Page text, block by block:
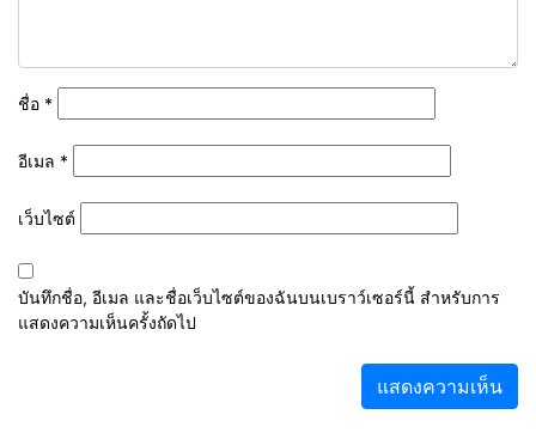
ชื่อ *
อีเมล *
เว็บไซต์
บันทึกชื่อ, อีเมล และชื่อเว็บไซต์ของฉันบนเบราว์เซอร์นี้ สำหรับการ
แสดงความเห็นครั้งถัดไป